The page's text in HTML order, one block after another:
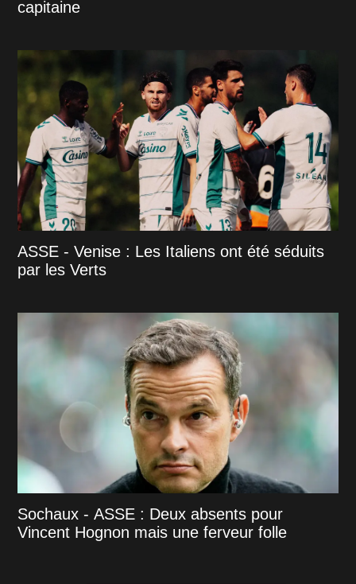
capitaine
ASSE - Venise : Les Italiens ont été séduits
par les Verts
Sochaux - ASSE : Deux absents pour
Vincent Hognon mais une ferveur folle